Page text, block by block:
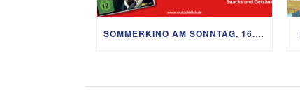
SOMMERKINO AM SONNTAG, 16. AUGUST